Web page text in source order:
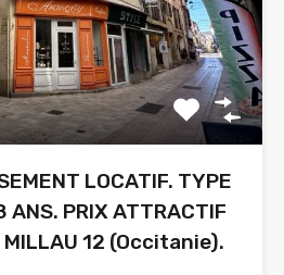
LOCATIF. TYPE
ANS. PRIX ATTRACTIF
12 (Occitanie).